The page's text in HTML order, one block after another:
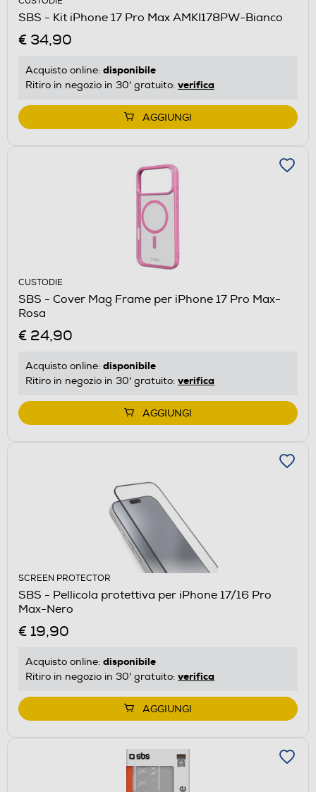
SBS - Kit iPhone 17 Pro Max AMKI178PW-Bianco
€ 34,90
Acquisto online: disponibile
Ritiro in negozio in 30' gratuito: verifica
AGGIUNGI
CUSTODIE
SBS - Cover Mag Frame per iPhone 17 Pro Max-
Rosa
€ 24,90
Acquisto online: disponibile
Ritiro in negozio in 30' gratuito: verifica
AGGIUNGI
SCREEN PROTECTOR
SBS - Pellicola protettiva per iPhone 17/16 Pro
Max-Nero
€ 19,90
Acquisto online: disponibile
Ritiro in negozio in 30' gratuito: verifica
AGGIUNGI